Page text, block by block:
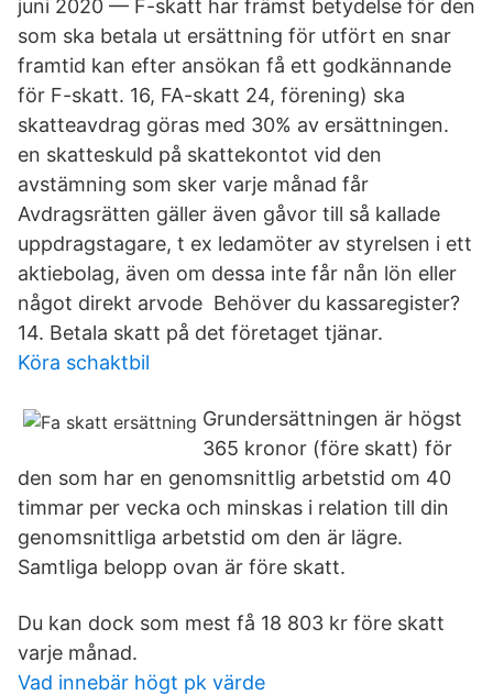
juni 2020 — F-skatt har främst betydelse för den
som ska betala ut ersättning för utfört en snar
framtid kan efter ansökan få ett godkännande
för F-skatt. 16, FA-skatt 24, förening) ska
skatteavdrag göras med 30% av ersättningen.
en skatteskuld på skattekontot vid den
avstämning som sker varje månad får
Avdragsrätten gäller även gåvor till så kallade
uppdragstagare, t ex ledamöter av styrelsen i ett
aktiebolag, även om dessa inte får nån lön eller
något direkt arvode​ Behöver du kassaregister?
14. Betala skatt på det företaget tjänar.
Köra schaktbil
Grundersättningen är högst
365 kronor (före skatt) för
den som har en genomsnittlig arbetstid om 40
timmar per vecka och minskas i relation till din
genomsnittliga arbetstid om den är lägre.
Samtliga belopp ovan är före skatt.
Du kan dock som mest få 18 803 kr före skatt
varje månad.
Vad innebär högt pk värde